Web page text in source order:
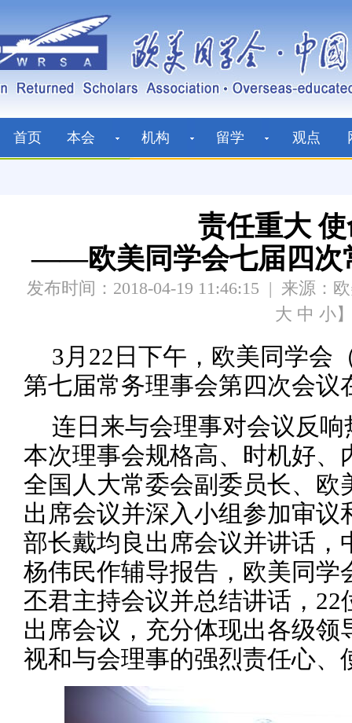
首页 本会 机构 留学 观点
责任重大
——欧美同学会七届四次
发布时间：2018-04-19 11:46:15 | 来源：
大 中 小
3月22日下午，欧美同学会
第七届常务理事会第四次会议
连日来与会理事对会议反
本次理事会规格高、时机好、
全国人大常委会副委员长、欧
出席会议并深入小组参加审议
部长戴均良出席会议并讲话，
杨伟民作辅导报告，欧美同学
丕君主持会议并总结讲话，
出席会议，充分体现出各级领
视和与会理事的强烈责任心、